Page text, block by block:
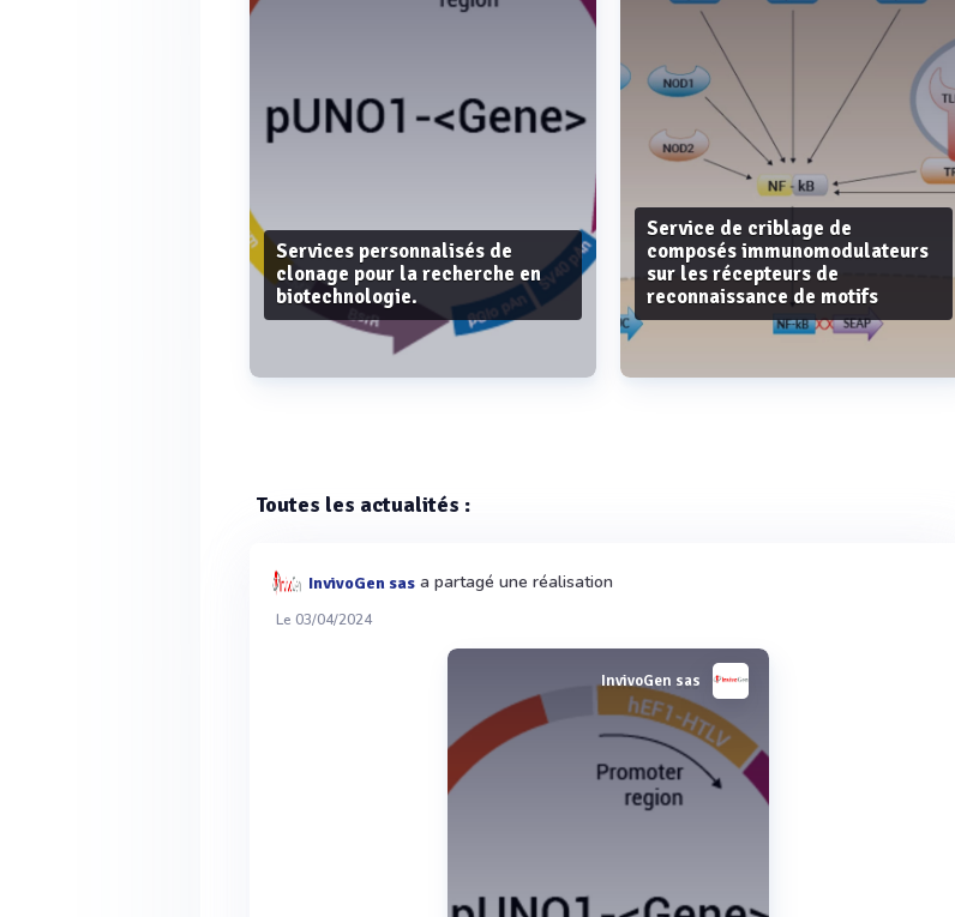
Services personnalisés de
clonage pour la recherche en
biotechnologie.
Service de criblage de
composés immunomodulateurs
sur les récepteurs de
reconnaissance de motifs
Toutes les actualités :
InvivoGen sas a partagé une réalisation
Le 03/04/2024
InvivoGen sas